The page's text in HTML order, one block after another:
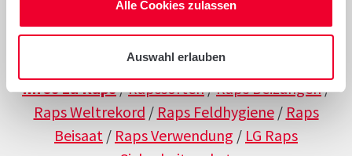
Alle Cookies zulassen
Auswahl erlauben
Infos zu Raps/Rapssorten/Raps Beizungen/
Raps Weltrekord / Raps Feldhygiene/ Raps
Beisaat / Raps Verwendung / LG Raps